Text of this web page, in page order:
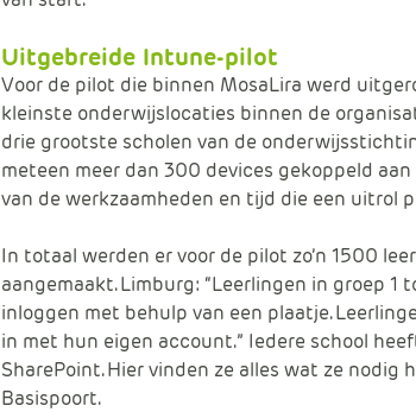
Uitgebreide Intune-pilot
Voor de pilot die binnen MosaLira werd
kleinste onderwijslocaties binnen de
drie grootste scholen van de
meteen meer dan 300 devices gekoppeld
van de werkzaamheden en tijd die een uitrol
In totaal werden er voor de pilot zo’n 1500
aangemaakt. Limburg: “Leerlingen in groep
inloggen met behulp van een plaatje.
in met hun eigen account.” Iedere school
SharePoint. Hier vinden ze alles wat ze nodig
Basispoort.